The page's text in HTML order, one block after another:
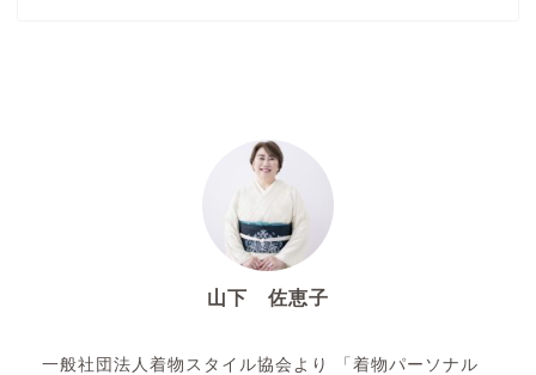
山下 佐恵子
一般社団法人着物スタイル協会より 「着物パーソナル
似合うを知る